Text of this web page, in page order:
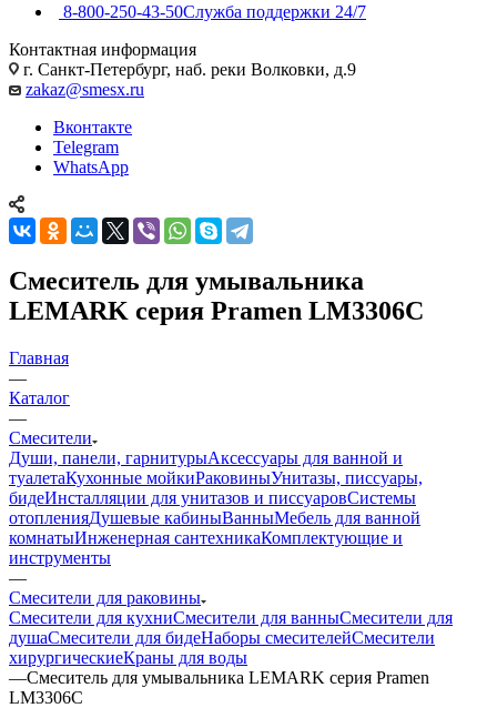
8-800-250-43-50Служба поддержки 24/7
Контактная информация
г. Санкт-Петербург, наб. реки Волковки, д.9
zakaz@smesx.ru
Вконтакте
Telegram
WhatsApp
Смеситель для умывальника
LEMARK серия Pramen LM3306C
Главная
—
Каталог
—
Смесители
Души, панели, гарнитурыАксессуары для ванной и
туалетаКухонные мойкиРаковиныУнитазы, писсуары,
бидеИнсталляции для унитазов и писсуаровСистемы
отопленияДушевые кабиныВанныМебель для ванной
комнатыИнженерная сантехникаКомплектующие и
инструменты
—
Смесители для раковины
Смесители для кухниСмесители для ванныСмесители для
душаСмесители для бидеНаборы смесителейСмесители
хирургическиеКраны для воды
—Смеситель для умывальника LEMARK серия Pramen
LM3306C